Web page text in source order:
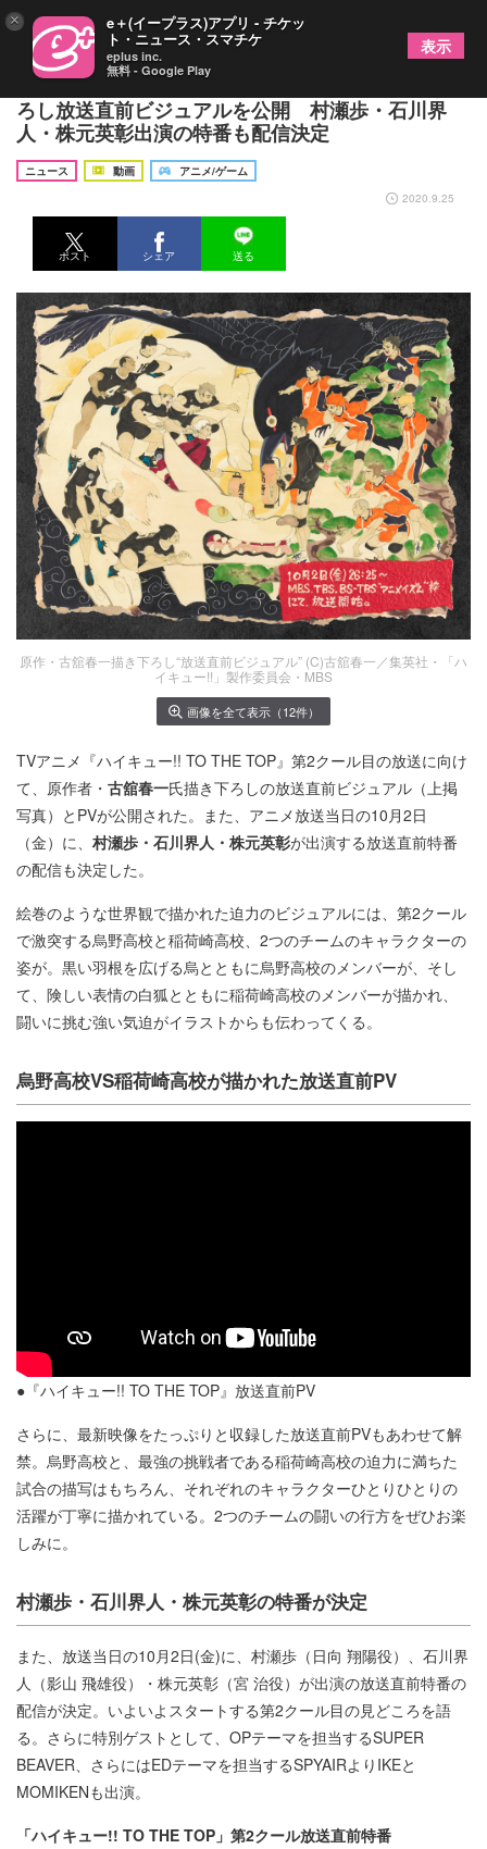
TVアニメ『ハイキュー!!』原作・古舘春一氏描き下
ろし放送直前ビジュアルを公開 村瀬歩・石川界
人・株元英彰出演の特番も配信決定
ニュース 動画
アニメ/ゲーム
2020.9.25
ポスト シェア 送る
原作・古舘春一描き下ろし“放送直前ビジュアル” (C)古舘春一／集英社・「ハ
イキュー!!」製作委員会・MBS
画像を全て表示（12件）
TVアニメ『ハイキュー!! TO THE TOP』第2クール目の放送に向け
て、原作者・ 古舘春一氏描き下ろしの放送直前ビジュアル（上掲
写真）とPVが公開された。また、アニメ放送当日の10月2日
（金）に、 村瀬歩・石川界人・株元英彰が出演する放送直前特番
の配信も決定した。
絵巻のような世界観で描かれた迫力のビジュアルには、第2クール
で激突する烏野高校と稲荷崎高校、2つのチームのキャラクターの
姿が。黒い羽根を広げる烏とともに烏野高校のメンバーが、そし
て、険しい表情の白狐とともに稲荷崎高校のメンバーが描かれ、
闘いに挑む強い気迫がイラストからも伝わってくる。
烏野高校VS稲荷崎高校が描かれた放送直前PV
●『ハイキュー!! TO THE TOP』放送直前PV
さらに、最新映像をたっぷりと収録した放送直前PVもあわせて解
禁。烏野高校と、最強の挑戦者である稲荷崎高校の迫力に満ちた
試合の描写はもちろん、それぞれのキャラクターひとりひとりの
活躍が丁寧に描かれている。2つのチームの闘いの行方をぜひお楽
しみに。
村瀬歩・石川界人・株元英彰の特番が決定
また、放送当日の10月2日(金)に、村瀬歩（日向 翔陽役）、石川界
人（影山 飛雄役）・株元英彰（宮 治役）が出演の放送直前特番の
配信が決定。いよいよスタートする第2クール目の見どころを語
る。さらに特別ゲストとして、OPテーマを担当するSUPER
BEAVER、さらにはEDテーマを担当するSPYAIRよりIKEと
MOMIKENも出演。
「ハイキュー!! TO THE TOP」第2クール放送直前特番
× e＋(イープラス)アプリ - チケッ
ト・ニュース・スマチケ
eplus inc.
無料 - Google Play
表示